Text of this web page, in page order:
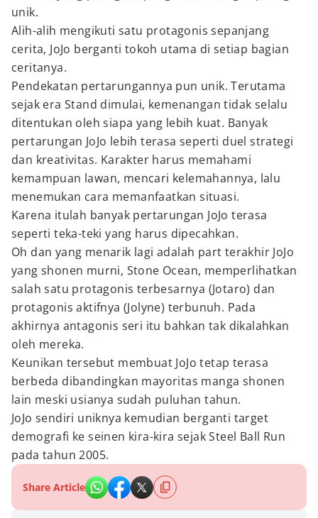
unik.
Alih-alih mengikuti satu protagonis sepanjang
cerita, JoJo berganti tokoh utama di setiap bagian
ceritanya.
Pendekatan pertarungannya pun unik. Terutama
sejak era Stand dimulai, kemenangan tidak selalu
ditentukan oleh siapa yang lebih kuat. Banyak
pertarungan JoJo lebih terasa seperti duel strategi
dan kreativitas. Karakter harus memahami
kemampuan lawan, mencari kelemahannya, lalu
menemukan cara memanfaatkan situasi.
Karena itulah banyak pertarungan JoJo terasa
seperti teka-teki yang harus dipecahkan.
Oh dan yang menarik lagi adalah part terakhir JoJo
yang shonen murni, Stone Ocean, memperlihatkan
salah satu protagonis terbesarnya (Jotaro) dan
protagonis aktifnya (Jolyne) terbunuh. Pada
akhirnya antagonis seri itu bahkan tak dikalahkan
oleh mereka.
Keunikan tersebut membuat JoJo tetap terasa
berbeda dibandingkan mayoritas manga shonen
lain meski usianya sudah puluhan tahun.
JoJo sendiri uniknya kemudian berganti target
demografi ke seinen kira-kira sejak Steel Ball Run
pada tahun 2005.
Share Article